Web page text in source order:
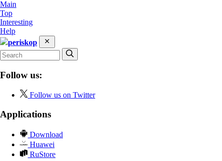
Main
Top
Interesting
Help
periskop
Follow us:
Follow us on Twitter
Applications
Download
Huawei
RuStore